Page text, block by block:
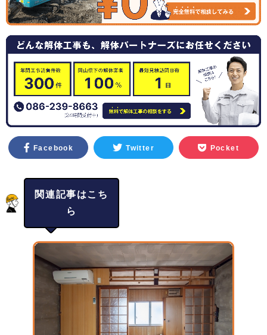
Facebook Twitter Pocket
関連記事はこち
ら